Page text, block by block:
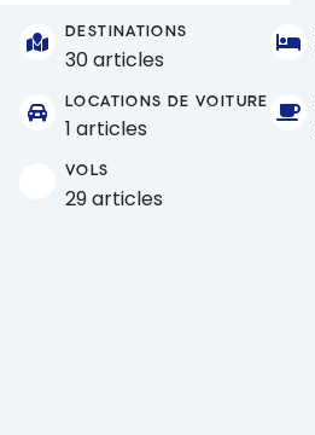
DESTINATIONS
30 articles
LOCATIONS DE VOITURE
1 articles
VOLS
29 articles